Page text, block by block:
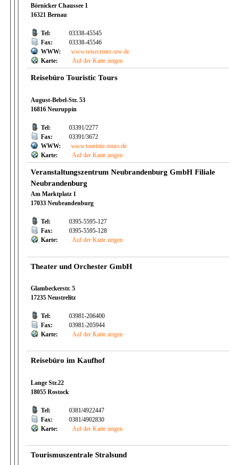
Börnicker Chaussee 1
16321 Bernau
Tel:
03338-45545
Fax:
03338-45546
WWW:
www.reisecenter-srw.de
Karte:
Auf der Karte zeigen
Reisebüro Touristic Tours
August-Bebel-Str. 53
16816 Neuruppin
Tel:
03391/2277
Fax:
03391/3672
WWW:
www.touristic-tours.de
Karte:
Auf der Karte zeigen
Veranstaltungszentrum Neubrandenburg GmbH Filiale
Neubrandenburg
Am Marktplatz 1
17033 Neubrandenburg
Tel:
0395-5595-127
Fax:
0395-5595-128
Karte:
Auf der Karte zeigen
Theater und Orchester GmbH
Glambeckerstr. 5
17235 Neustrelitz
Tel:
03981-206400
Fax:
03981-205944
Karte:
Auf der Karte zeigen
Reisebüro im Kaufhof
Lange Str.22
18055 Rostock
Tel:
0381/4922447
Fax:
0381/4902830
Karte:
Auf der Karte zeigen
Tourismuszentrale Stralsund